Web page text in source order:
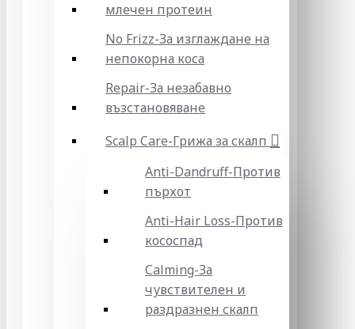
млечен протеин
No Frizz-За изглаждане на
непокорна коса
Repair-За незабавно
възстановяване
Scalp Care-Грижа за скалп
Anti-Dandruff-Против
пърхот
Anti-Hair Loss-Против
кососпад
Calming-За
чувствителен и
раздразнен скалп